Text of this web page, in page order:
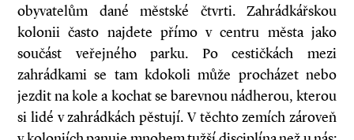
obyvatelům dané městské čtvrti. Zahrádkářskou
kolonii často najdete přímo v centru města jako
součást veřejného parku. Po cestičkách mezi
zahrádkami se tam kdokoli může procházet nebo
jezdit na kole a kochat se barevnou nádherou, kterou
si lidé v zahrádkách pěstují. V těchto zemích zároveň